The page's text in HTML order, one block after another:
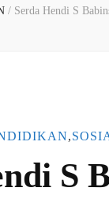
/ Serda Hendi S
,
S